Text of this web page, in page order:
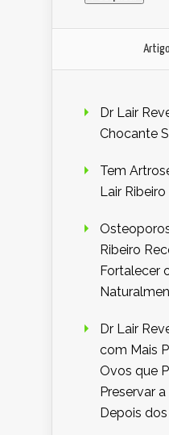
Dr Lair
Chocante
Tem
Lair
Ribeiro
Fortalecer
Dr Lair
com Mais
Ovos que
Preservar
Depois